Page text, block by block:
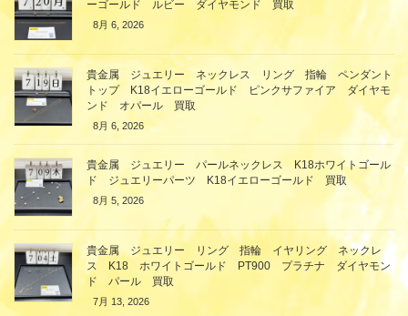
ーゴールド ルビー ダイヤモンド 買取
8月 6, 2026
貴金属 ジュエリー ネックレス リング 指輪 ペンダント
トップ K18イエローゴールド ピンクサファイア ダイヤモ
ンド オパール 買取
8月 6, 2026
貴金属 ジュエリー パールネックレス K18ホワイトゴール
ド ジュエリーパーツ K18イエローゴールド 買取
8月 5, 2026
貴金属 ジュエリー リング 指輪 イヤリング ネックレ
ス K18 ホワイトゴールド PT900 プラチナ ダイヤモン
ド パール 買取
7月 13, 2026